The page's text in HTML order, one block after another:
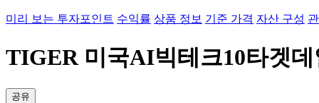
미리 보는 투자포인트 수익률 상품 정보 기준 가격 자산 구성
TIGER 미국AI빅테크10타겟데
공유